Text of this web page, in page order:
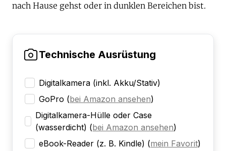
nach Hause gehst oder in dunklen Bereichen bist.
Technische Ausrüstung
Digitalkamera (inkl. Akku/Stativ)
GoPro (bei Amazon ansehen)
Digitalkamera-Hülle oder Case
(wasserdicht) (bei Amazon ansehen)
eBook-Reader (z. B. Kindle) (mein Favorit)